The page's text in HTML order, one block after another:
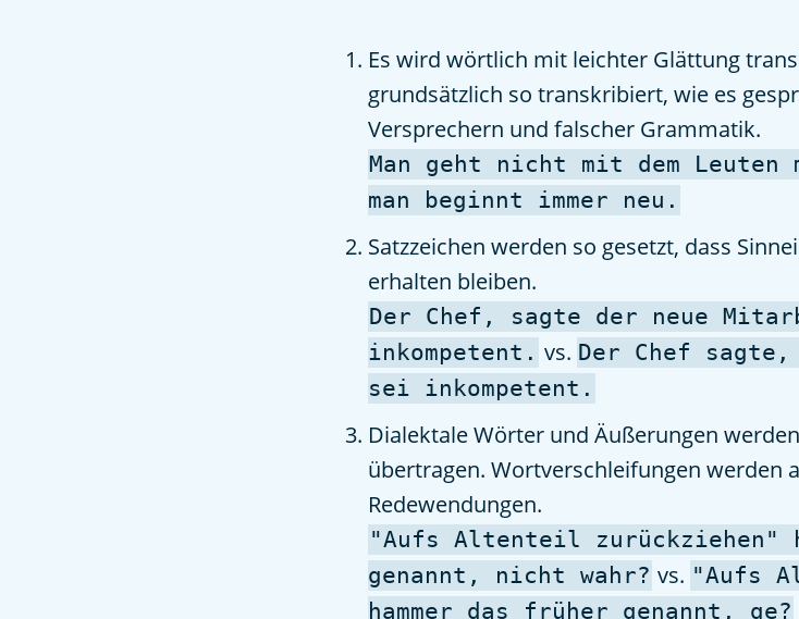
Es wird wörtlich mit leichter Glättung
grundsätzlich so transkribiert, wie es
Versprechern und falscher Grammatik.
Man geht nicht mit dem Leuten
man beginnt immer neu.
Satzzeichen werden so gesetzt, dass
erhalten bleiben.
Der Chef, sagte der neue
inkompetent. vs. Der Chef
sei inkompetent.
Dialektale Wörter und Äußerungen
übertragen. Wortverschleifungen werden
Redewendungen.
"Aufs Altenteil zurückziehen"
genannt, nicht wahr? vs. "Aufs
hammer das früher genannt, ge?